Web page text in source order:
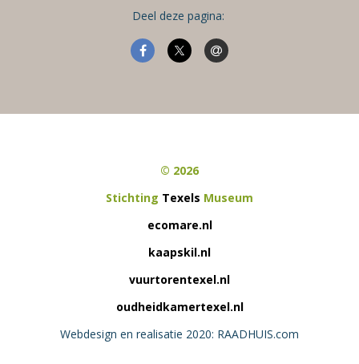
Deel deze pagina:
© 2026
Stichting Texels Museum
ecomare.nl
kaapskil.nl
vuurtorentexel.nl
oudheidkamertexel.nl
Webdesign en realisatie 2020: RAADHUIS.com